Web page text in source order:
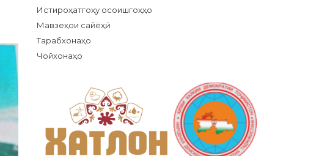
Истироҳатгоҳу осоишгоҳҳо
Мавзеҳои сайёҳӣ
Тарабхонаҳо
Чойхонаҳо